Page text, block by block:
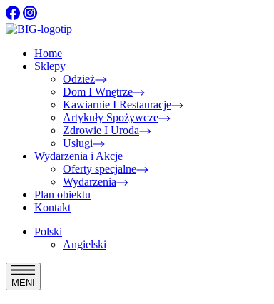
Home
Sklepy
Odzież
Dom I Wnętrze
Kawiarnie I Restauracje
Artykuły Spożywcze
Zdrowie I Uroda
Usługi
Wydarzenia i Akcje
Oferty specjalne
Wydarzenia
Plan obiektu
Kontakt
Polski
Angielski
MENI